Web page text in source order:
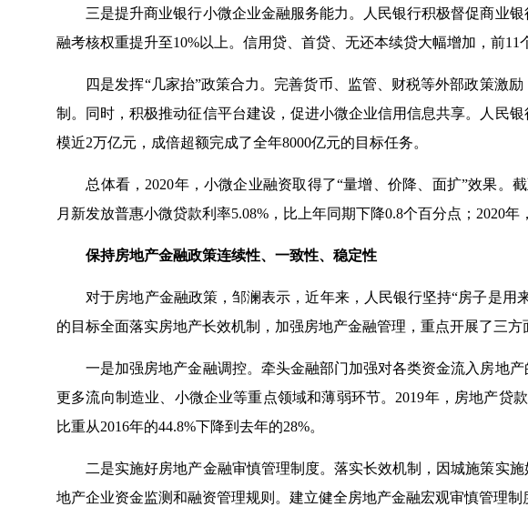
三是提升商业银行小微企业金融服务能力。人民银行积极督促商业银
融考核权重提升至10%以上。信用贷、首贷、无还本续贷大幅增加，前11
四是发挥“几家抬”政策合力。完善货币、监管、财税等外部政策激励
制。同时，积极推动征信平台建设，促进小微企业信用信息共享。人民
模近2万亿元，成倍超额完成了全年8000亿元的目标任务。
总体看，2020年，小微企业融资取得了“量增、价降、面扩”效果。截
月新发放普惠小微贷款利率5.08%，比上年同期下降0.8个百分点；2020年
保持房地产金融政策连续性、一致性、稳定性
对于房地产金融政策，邹澜表示，近年来，人民银行坚持“房子是用
的目标全面落实房地产长效机制，加强房地产金融管理，重点开展了三方
一是加强房地产金融调控。牵头金融部门加强对各类资金流入房地产
更多流向制造业、小微企业等重点领域和薄弱环节。2019年，房地产贷
比重从2016年的44.8%下降到去年的28%。
二是实施好房地产金融审慎管理制度。落实长效机制，因城施策实施
地产企业资金监测和融资管理规则。建立健全房地产金融宏观审慎管理制